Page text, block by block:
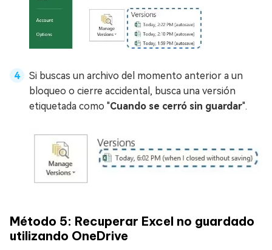
Si buscas un archivo del momento anterior a un
bloqueo o cierre accidental, busca una versión
etiquetada como "Cuando se cerró sin guardar".
Método 5: Recuperar Excel no guardado
utilizando OneDrive